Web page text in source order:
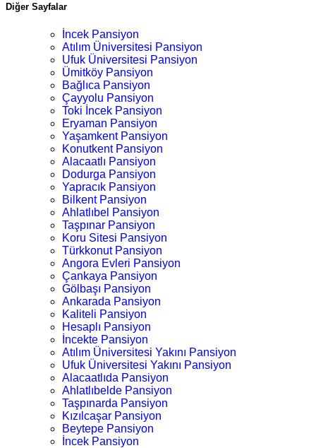
Diğer Sayfalar
İncek Pansiyon
Atılım Üniversitesi Pansiyon
Ufuk Üniversitesi Pansiyon
Ümitköy Pansiyon
Bağlıca Pansiyon
Çayyolu Pansiyon
Toki İncek Pansiyon
Eryaman Pansiyon
Yaşamkent Pansiyon
Konutkent Pansiyon
Alacaatlı Pansiyon
Dodurga Pansiyon
Yapracık Pansiyon
Bilkent Pansiyon
Ahlatlıbel Pansiyon
Taşpınar Pansiyon
Koru Sitesi Pansiyon
Türkkonut Pansiyon
Angora Evleri Pansiyon
Çankaya Pansiyon
Gölbaşı Pansiyon
Ankarada Pansiyon
Kaliteli Pansiyon
Hesaplı Pansiyon
İncekte Pansiyon
Atılım Üniversitesi Yakını Pansiyon
Ufuk Üniversitesi Yakını Pansiyon
Alacaatlıda Pansiyon
Ahlatlıbelde Pansiyon
Taşpınarda Pansiyon
Kızılcaşar Pansiyon
Beytepe Pansiyon
İncek Pansiyon